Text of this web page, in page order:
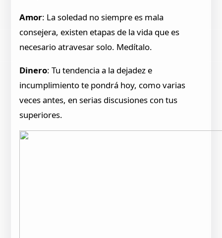
Amor: La soledad no siempre es mala
consejera, existen etapas de la vida que es
necesario atravesar solo. Medítalo.
Dinero: Tu tendencia a la dejadez e
incumplimiento te pondrá hoy, como varias
veces antes, en serias discusiones con tus
superiores.